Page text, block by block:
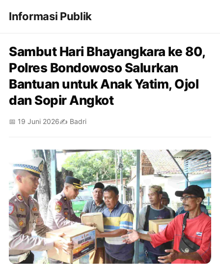
Informasi Publik
Sambut Hari Bhayangkara ke 80,
Polres Bondowoso Salurkan
Bantuan untuk Anak Yatim, Ojol
dan Sopir Angkot
📅 19 Juni 2026✍️ Badri